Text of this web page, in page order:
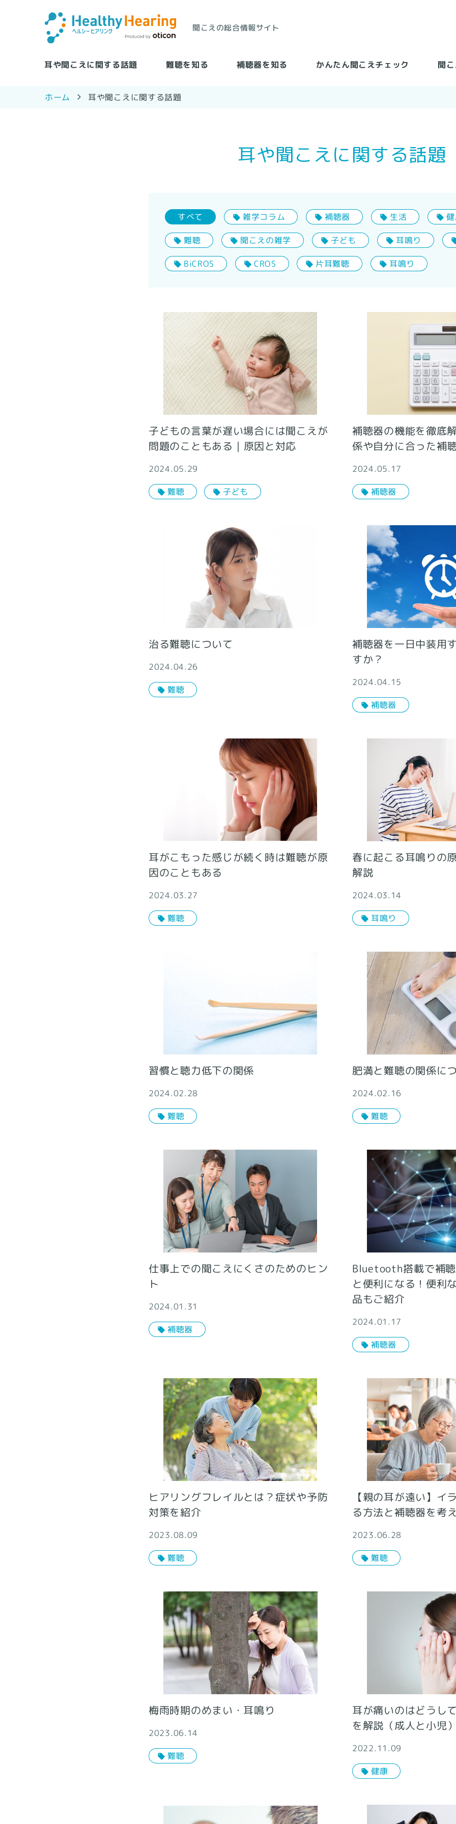
聞こえの総合情報サイト
耳や聞こえに関する話題 難聴を知る 補聴器を知る かんたん聞こえチェック 聞
ホーム 耳や聞こえに関する話題
耳や聞こえに関する話題
すべて 雑学コラム 補聴器 生活
難聴 聞こえの雑学 子ども 耳鳴り
BiCROS CROS 片耳難聴 耳鳴り
子どもの言葉が遅い場合には聞こえが
問題のこともある｜原因と対応
2024.05.29
難聴 子ども
補聴器の機能を徹底
係や自分に合った補
2024.05.17
補聴器
治る難聴について
2024.04.26
難聴
補聴器を一日中装用
すか？
2024.04.15
補聴器
耳がこもった感じが続く時は難聴が原
因のこともある
2024.03.27
難聴
春に起こる耳鳴りの
解説
2024.03.14
耳鳴り
習慣と聴力低下の関係
2024.02.28
難聴
肥満と難聴の関係に
2024.02.16
難聴
仕事上での聞こえにくさのためのヒン
ト
2024.01.31
補聴器
Bluetooth搭載で補
と便利になる！便利
品もご紹介
2024.01.17
補聴器
ヒアリングフレイルとは？症状や予防
対策を紹介
2023.08.09
難聴
【親の耳が遠い】イ
る方法と補聴器を考
2023.06.28
難聴
梅雨時期のめまい・耳鳴り
2023.06.14
難聴
耳が痛いのはどうし
を解説（成人と小児
2022.11.09
健康